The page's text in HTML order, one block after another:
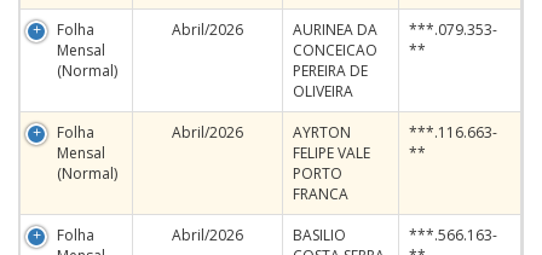
Folha
Mensal
(Normal)
Abril/2026
AURINEA DA
CONCEICAO
PEREIRA DE
OLIVEIRA
***.079.353-
**
Folha
Mensal
(Normal)
Abril/2026
AYRTON
FELIPE VALE
PORTO
FRANCA
***.116.663-
**
Folha
Abril/2026
BASILIO
***.566.163-